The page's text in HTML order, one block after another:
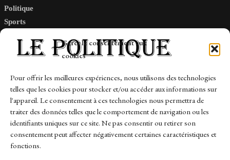
Gérer le consentement aux
cookies
Pour offrir les meilleures expériences, nous utilisons des technologies
telles que les cookies pour stocker et/ou accéder aux informations sur
l'appareil. Le consentement à ces technologies nous permettra de
traiter des données telles que le comportement de navigation ou les
identifiants uniques sur ce site. Ne pas consentir ou retirer son
consentement peut affecter négativement certaines caractéristiques et
fonctions.
Politique
Sports
Links
Contact
Sitemap